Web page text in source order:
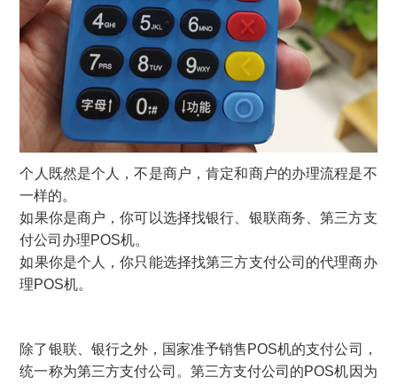
个人既然是个人，不是商户，肯定和商户的办理流程是不
一样的。
如果你是商户，你可以选择找银行、银联商务、第三方支
付公司办理POS机。
如果你是个人，你只能选择找第三方支付公司的代理商办
理POS机。
除了银联、银行之外，国家准予销售POS机的支付公司，
统一称为第三方支付公司。第三方支付公司的POS机因为